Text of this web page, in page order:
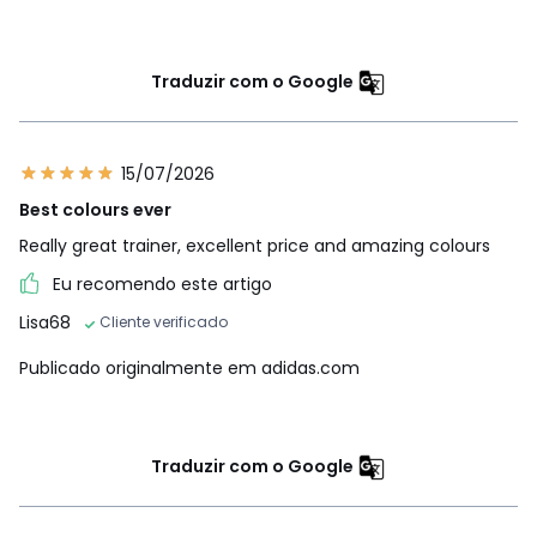
Traduzir com o Google
15/07/2026
Best colours ever
Really great trainer, excellent price and amazing colours
Eu recomendo este artigo
Lisa68
Cliente verificado
Publicado originalmente em adidas.com
Traduzir com o Google